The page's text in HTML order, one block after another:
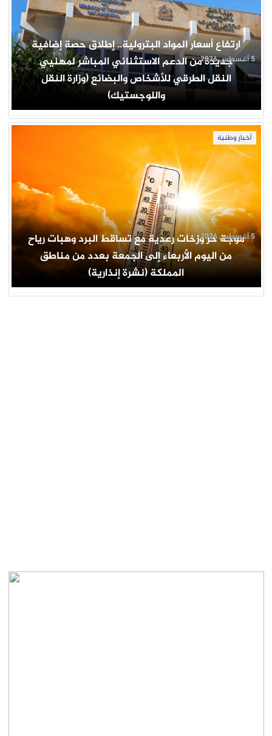
ارتفاع أسعار المواد البترولية.. إطلاق حصة إضافية
جديدة من الدعم الاستثنائي المباشر لمهنيي
النقل الطرقي للأشخاص والبضائع (وزارة النقل
واللوجستيك)
5 أغسطس 2026
أخبار وطنية
موجة حر وزخات رعدية مع تساقط البرد وهبات رياح
من اليوم الأربعاء إلى الجمعة بعدد من مناطق
المملكة (نشرة إنذارية)
5 أغسطس 2026
جار التحميل ...